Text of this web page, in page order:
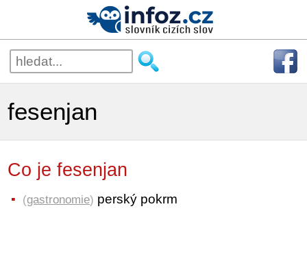
fesenjan
Co je fesenjan
(gastronomie) perský pokrm